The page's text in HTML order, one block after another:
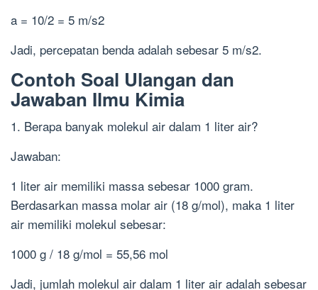
a = 10/2 = 5 m/s2
Jadi, percepatan benda adalah sebesar 5 m/s2.
Contoh Soal Ulangan dan
Jawaban Ilmu Kimia
1. Berapa banyak molekul air dalam 1 liter air?
Jawaban:
1 liter air memiliki massa sebesar 1000 gram.
Berdasarkan massa molar air (18 g/mol), maka 1 liter
air memiliki molekul sebesar:
1000 g / 18 g/mol = 55,56 mol
Jadi, jumlah molekul air dalam 1 liter air adalah sebesar